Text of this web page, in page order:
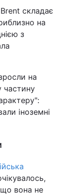
складає
на
з
на
частину
іноземні
що вона не